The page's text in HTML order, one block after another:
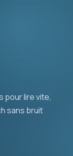
pour lire vite,
sans bruit